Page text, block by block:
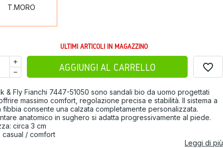
T.MORO
ULTIMI ARTICOLI IN MAGAZZINO
AGGIUNGI AL CARRELLO favorite_border
& Fly Fianchi 7447-51050 sono sandali bio da uomo progettati
massimo comfort, regolazione precisa e stabilità. Il sistema a
fibbia consente una calzata completamente personalizzata.
anatomico in sughero si adatta progressivamente al piede.
circa 3 cm
casual / comfort
Leggi di più